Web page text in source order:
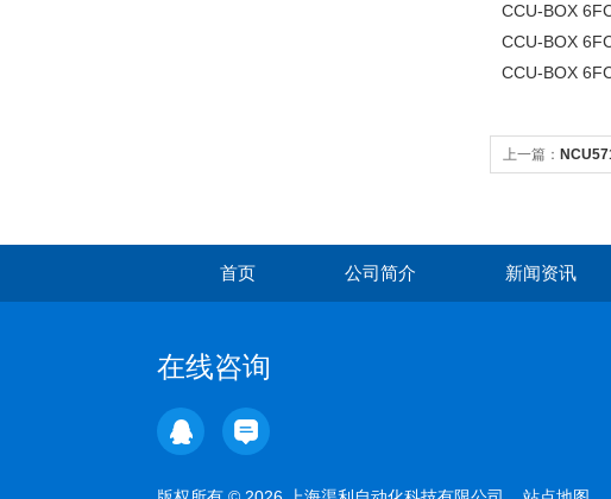
CCU-BOX
CCU-BOX
CCU-BOX
上一篇：
首页 公司简介 新闻资讯
在线咨询